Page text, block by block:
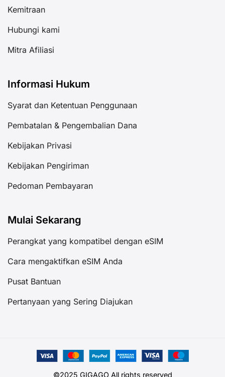
Kemitraan
Hubungi kami
Mitra Afiliasi
Informasi Hukum
Syarat dan Ketentuan Penggunaan
Pembatalan & Pengembalian Dana
Kebijakan Privasi
Kebijakan Pengiriman
Pedoman Pembayaran
Mulai Sekarang
Perangkat yang kompatibel dengan eSIM
Cara mengaktifkan eSIM Anda
Pusat Bantuan
Pertanyaan yang Sering Diajukan
©2025 GIGAGO All rights reserved